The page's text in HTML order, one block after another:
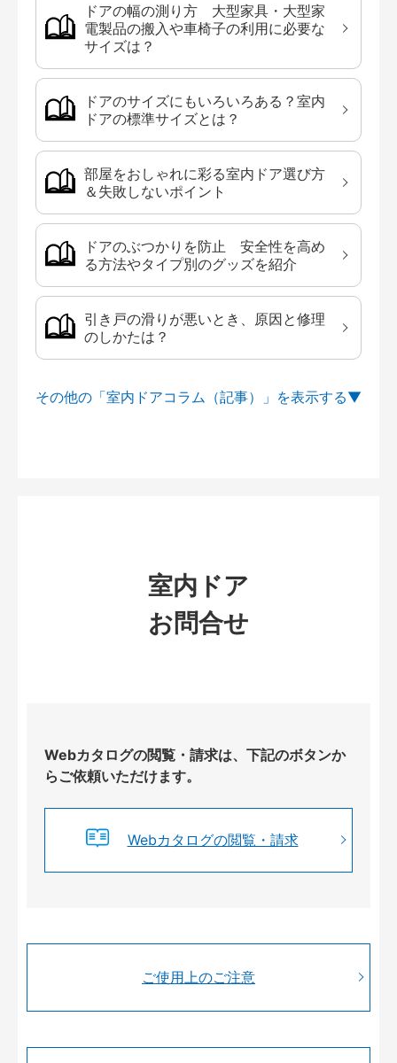
ドアの幅の測り方 大型家具・大型家
電製品の搬入や車椅子の利用に必要な
サイズは？
ドアのサイズにもいろいろある？室内
ドアの標準サイズとは？
部屋をおしゃれに彩る室内ドア選び方
＆失敗しないポイント
ドアのぶつかりを防止 安全性を高め
る方法やタイプ別のグッズを紹介
引き戸の滑りが悪いとき、原因と修理
のしかたは？
その他の「室内ドアコラム（記事）」を
室内ドア
お問合せ
Webカタログの閲覧・請求は、下記のボタンか
らご依頼いただけます。
Webカタログの閲覧・請求
ご使用上のご注意